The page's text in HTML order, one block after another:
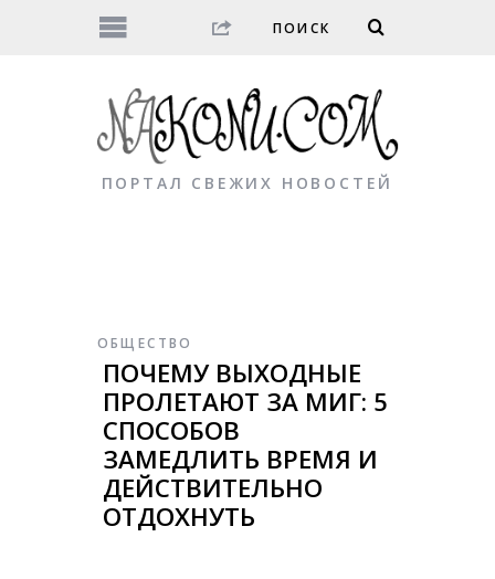
ПОРТАЛ СВЕЖИХ НОВОСТЕЙ
ОБЩЕСТВО
ПОЧЕМУ ВЫХОДНЫЕ
ПРОЛЕТАЮТ ЗА МИГ: 5
СПОСОБОВ
ЗАМЕДЛИТЬ ВРЕМЯ И
ДЕЙСТВИТЕЛЬНО
ОТДОХНУТЬ